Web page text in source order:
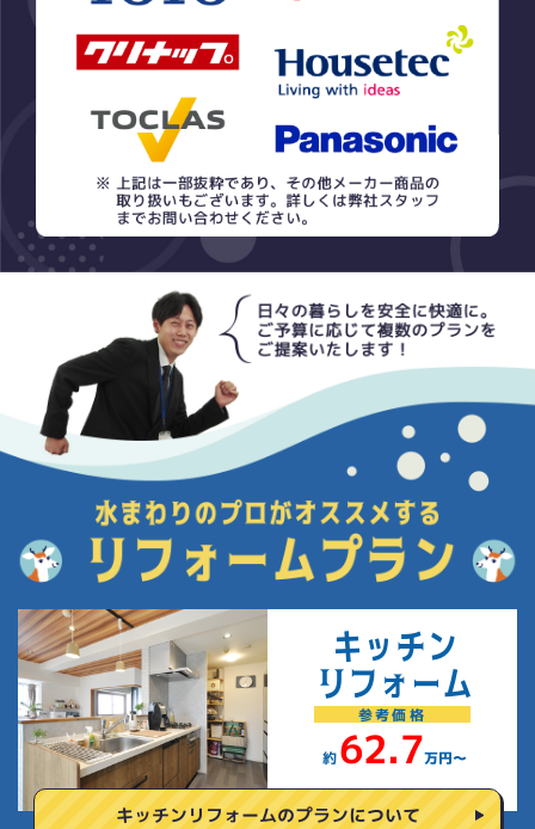
キッチン
リフォーム
参考価格
約 62.7万円〜
キッチンリフォームのプランについて